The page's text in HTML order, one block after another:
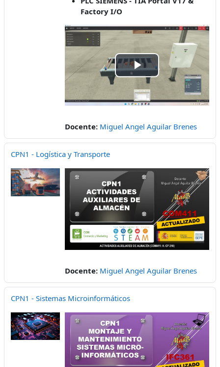
Factory I/O
Reproducir
Vídeo
Docente: Miguel Angel Aguilar Brenes
CPN1 - Logística y Transporte
Docente: Miguel Angel Aguilar Brenes
CPN1 - Sistemas Microinformáticos